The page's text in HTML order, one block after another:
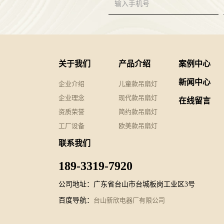
关于我们
企业介绍
企业理念
资质荣誉
工厂设备
产品介绍
儿童款吊扇灯
现代款吊扇灯
简约款吊扇灯
欧美款吊扇灯
案例中心
新闻中心
在线留言
联系我们
189-3319-7920
公司地址：广东省台山市台城板岗工业区3号
百度导航： 台山新欣电器厂有限公司